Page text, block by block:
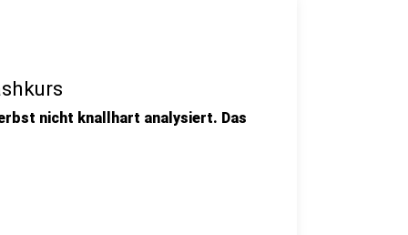
nicht knallhart analysiert. Das